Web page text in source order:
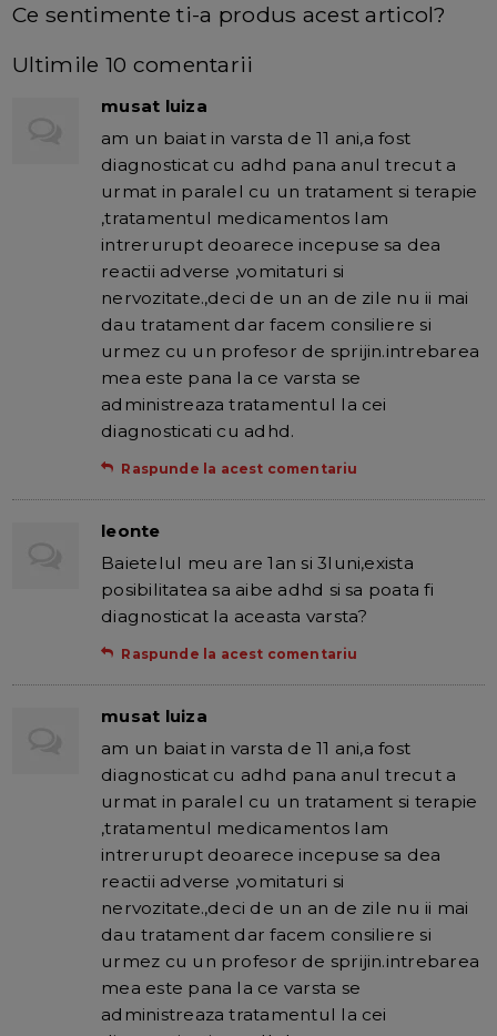
Ce sentimente ti-a produs acest articol?
Ultimile 10 comentarii
musat luiza
am un baiat in varsta de 11 ani,a fost
diagnosticat cu adhd pana anul trecut a
urmat in paralel cu un tratament si terapie
,tratamentul medicamentos lam
intrerurupt deoarece incepuse sa dea
reactii adverse ,vomitaturi si
nervozitate.,deci de un an de zile nu ii mai
dau tratament dar facem consiliere si
urmez cu un profesor de sprijin.intrebarea
mea este pana la ce varsta se
administreaza tratamentul la cei
diagnosticati cu adhd.
Raspunde la acest comentariu
leonte
Baietelul meu are 1an si 3luni,exista
posibilitatea sa aibe adhd si sa poata fi
diagnosticat la aceasta varsta?
Raspunde la acest comentariu
musat luiza
am un baiat in varsta de 11 ani,a fost
diagnosticat cu adhd pana anul trecut a
urmat in paralel cu un tratament si terapie
,tratamentul medicamentos lam
intrerurupt deoarece incepuse sa dea
reactii adverse ,vomitaturi si
nervozitate.,deci de un an de zile nu ii mai
dau tratament dar facem consiliere si
urmez cu un profesor de sprijin.intrebarea
mea este pana la ce varsta se
administreaza tratamentul la cei